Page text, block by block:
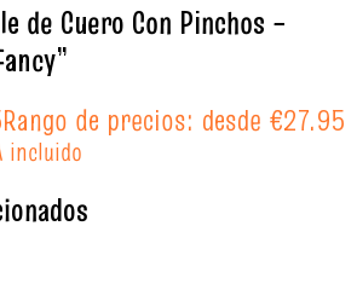
de Cuero Con Pinchos –
Rango de precios: desde €27.95
incluido